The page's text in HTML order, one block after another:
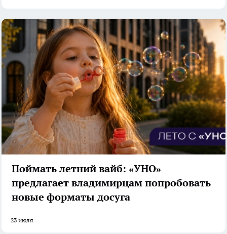
Поймать летний вайб: «УНО»
предлагает владимирцам попробовать
новые форматы досуга
23 июля